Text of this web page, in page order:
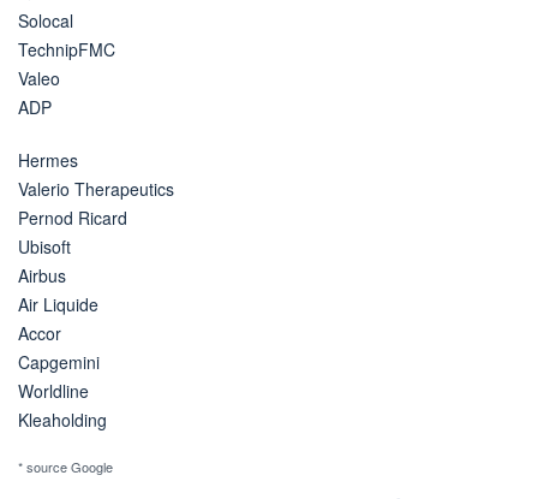
Solocal
TechnipFMC
Valeo
ADP
Hermes
Valerio Therapeutics
Pernod Ricard
Ubisoft
Airbus
Air Liquide
Accor
Capgemini
Worldline
Kleaholding
* source Google